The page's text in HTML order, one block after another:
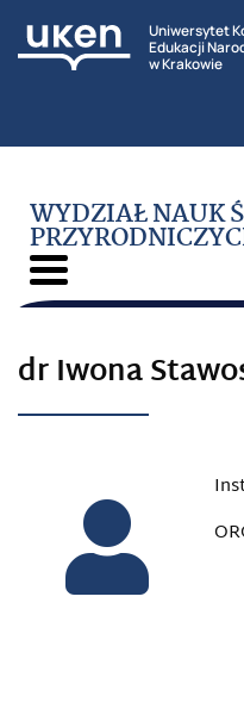
Uniwersytet
Edukacji
w Krakowie
WYDZIAŁ NAUK
dr Iwona